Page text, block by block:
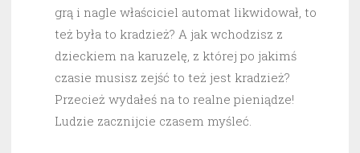
grą i nagle właściciel automat likwidował, to
też była to kradzież? A jak wchodzisz z
dzieckiem na karuzelę, z której po jakimś
czasie musisz zejść to też jest kradzież?
Przecież wydałeś na to realne pieniądze!
Ludzie zacznijcie czasem myśleć.